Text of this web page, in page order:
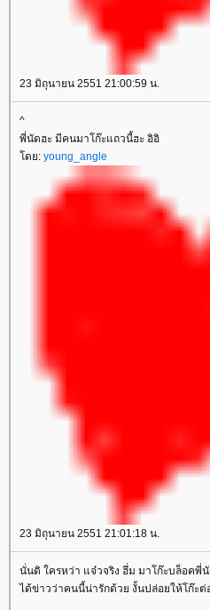
23 มิถุนายน 2551 21:00:59 น.
^
พี่นัดฮะ มีคนมาโก๊ะแถวนี้ฮะ อิอิ
ดย: young_angle
23 มิถุนายน 2551 21:01:18 น.
นั่นดิ ใครหว่า แจ๋วจริง ฮึ่ม มาโก๊ะบล็อคพี่
ได้ข่าวว่าคนนี้น่ารักด้วย งั้นปล่อยให้โก๊ะต่